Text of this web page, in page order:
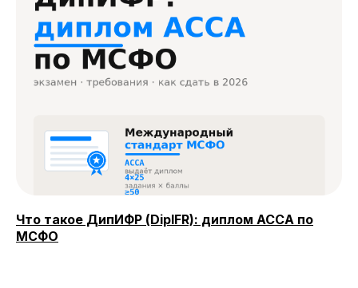
Что такое ДипИФР (DipIFR): диплом ACCA по
МСФО